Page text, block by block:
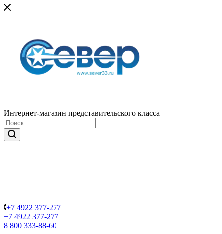
Интернет-магазин представительского класса
+7 4922 377-277
+7 4922 377-277
8 800 333-88-60